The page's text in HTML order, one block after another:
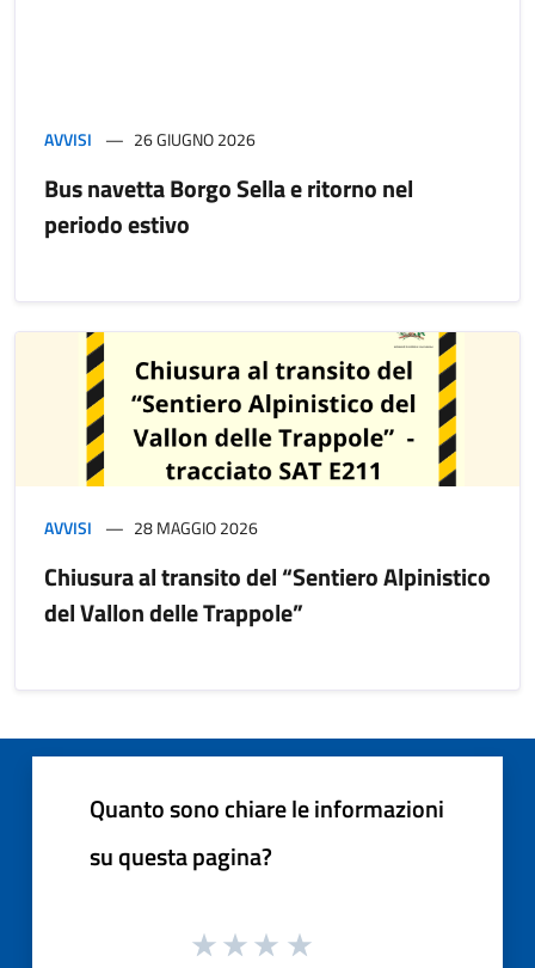
AVVISI 26 GIUGNO 2026
Bus navetta Borgo Sella e ritorno nel
periodo estivo
AVVISI 28 MAGGIO 2026
Chiusura al transito del “Sentiero Alpinistico
del Vallon delle Trappole”
Quanto sono chiare le informazioni
su questa pagina?